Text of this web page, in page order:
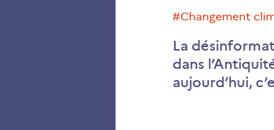
#changement
La
dans
aujourd’hui,